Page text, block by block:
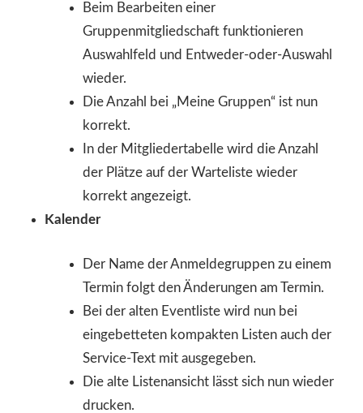
Beim Bearbeiten einer
Gruppenmitgliedschaft funktionieren
Auswahlfeld und Entweder-oder-Auswahl
wieder.
Die Anzahl bei „Meine Gruppen“ ist nun
korrekt.
In der Mitgliedertabelle wird die Anzahl
der Plätze auf der Warteliste wieder
korrekt angezeigt.
Kalender
Der Name der Anmeldegruppen zu einem
Termin folgt den Änderungen am Termin.
Bei der alten Eventliste wird nun bei
eingebetteten kompakten Listen auch der
Service-Text mit ausgegeben.
Die alte Listenansicht lässt sich nun wieder
drucken.